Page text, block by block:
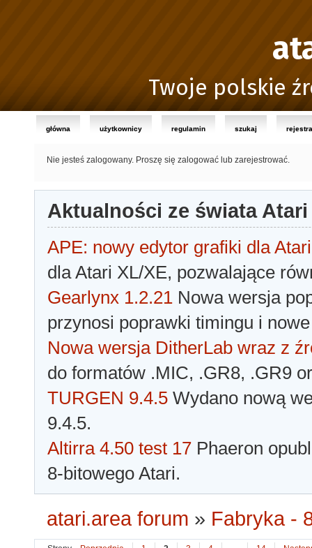
Twoje polskie
główna użytkownicy regulamin szukaj
Nie jesteś zalogowany. Proszę się zalogować lub zarejestrować.
Aktualności ze świata Atari
APE: nowy edytor grafiki dla Atari
dla Atari XL/XE, pozwalające
Gearlynx 1.2.21 Nowa wersja
przynosi poprawki timingu i
Nowa wersja DitherLab wraz z
do formatów .MIC, .GR8, .GR9
TURGEN 9.4.5 Wydano nową
9.4.5.
Altirra 4.50 test 17 Phaeron
8-bitowego Atari.
atari.area forum » Fabryka -